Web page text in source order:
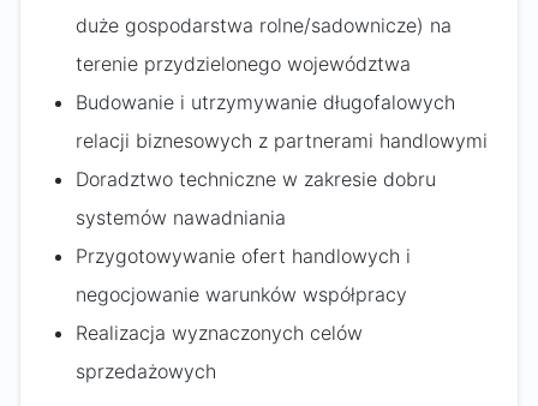
duże gospodarstwa rolne/sadownicze) na
terenie przydzielonego województwa
Budowanie i utrzymywanie długofalowych
relacji biznesowych z partnerami handlowymi
Doradztwo techniczne w zakresie dobru
systemów nawadniania
Przygotowywanie ofert handlowych i
negocjowanie warunków współpracy
Realizacja wyznaczonych celów
sprzedażowych